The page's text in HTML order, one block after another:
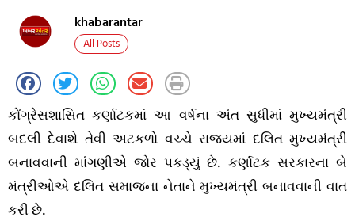
khabarantar
All Posts
કોંગ્રેસશાસિત કર્ણાટકમાં આ વર્ષના અંત સુધીમાં મુખ્યમંત્રી
બદલી દેવાશે તેવી અટકળો વચ્ચે રાજ્યમાં દલિત મુખ્યમંત્રી
બનાવવાની માંગણીએ જોર પકડ્યું છે. કર્ણાટક સરકારના બે
મંત્રીઓએ દલિત સમાજના નેતાને મુખ્યમંત્રી બનાવવાની વાત
કરી છે.